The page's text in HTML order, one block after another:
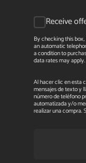
Receive
By checking this
an automatic
a condition to
data rates may
Al hacer clic en esta
mensajes de texto y
número de teléfono
automatizada y/o
realizar una compra.